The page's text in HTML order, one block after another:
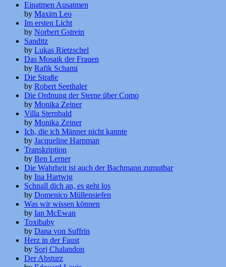
Einatmen Ausatmen
by Maxim Leo
Im ersten Licht
by Norbert Gstrein
Sanditz
by Lukas Rietzschel
Das Mosaik der Frauen
by Rafik Schami
Die Straße
by Robert Seethaler
Die Ordnung der Sterne über Como
by Monika Zeiner
Villa Sternbald
by Monika Zeiner
Ich, die ich Männer nicht kannte
by Jacqueline Harpman
Transkription
by Ben Lerner
Die Wahrheit ist auch der Bachmann zumutbar
by Ina Hartwig
Schnall dich an, es geht los
by Domenico Müllensiefen
Was wir wissen können
by Ian McEwan
Toxibaby
by Dana von Suffrin
Herz in der Faust
by Sorj Chalandon
Der Absturz